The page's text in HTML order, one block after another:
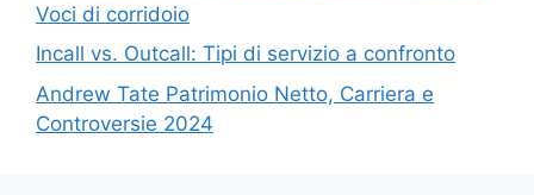
Voci di corridoio
Incall vs. Outcall: Tipi di servizio a confronto
Andrew Tate Patrimonio Netto, Carriera e
Controversie 2024